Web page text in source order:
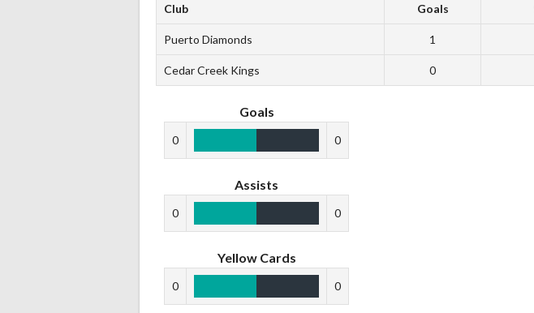
Club Goals
Puerto Diamonds 1
Cedar Creek Kings 0
Goals
0 0
Assists
0 0
Yellow Cards
0 0